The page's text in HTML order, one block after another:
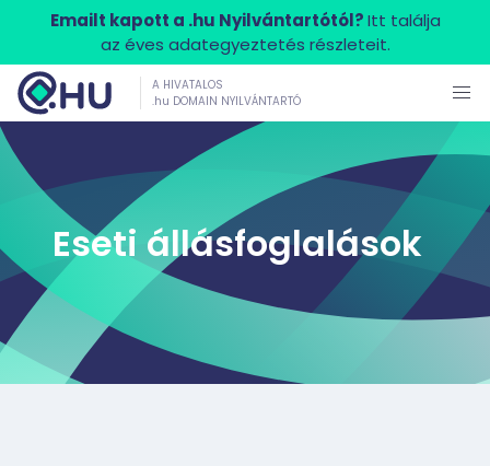
Emailt kapott a .hu Nyilvántartótól?Itt találja
az éves adategyeztetés részleteit.
A HIVATALOS
.hu DOMAIN NYILVÁNTARTÓ
Eseti állásfoglalások